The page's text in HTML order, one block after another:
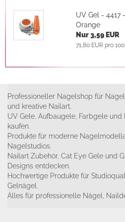
UV Gel - 4417
Orange
Nur 3,59 EUR
71,80 EUR pro
Professioneller Nagelshop für
und kreative Nailart.
UV Gele, Aufbaugele, Farbgele und
kaufen.
Produkte für moderne
Nagelstudios.
Nailart Zubehör, Cat Eye Gele und
Designs entdecken.
Hochwertige Produkte für
Gelnägel.
Alles für professionelle Nägel,